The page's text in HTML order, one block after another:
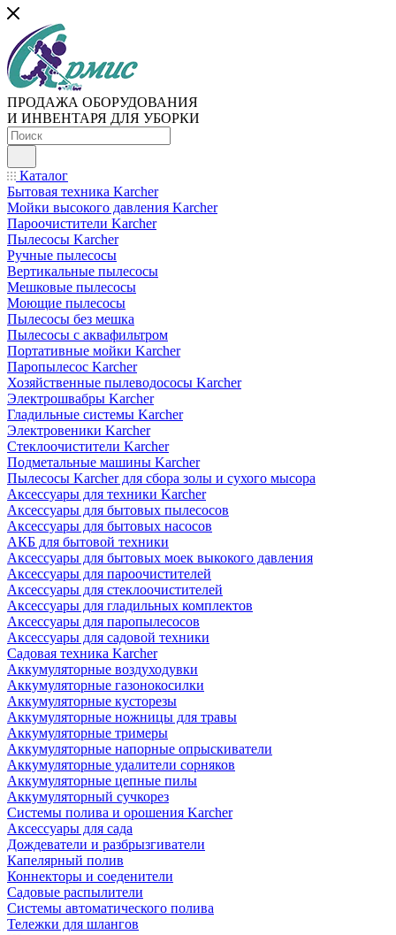
ПРОДАЖА ОБОРУДОВАНИЯ
И ИНВЕНТАРЯ ДЛЯ УБОРКИ
Каталог
Бытовая техника Karcher
Мойки высокого давления Karcher
Пароочистители Karcher
Пылесосы Karcher
Ручные пылесосы
Вертикальные пылесосы
Мешковые пылесосы
Моющие пылесосы
Пылесосы без мешка
Пылесосы с аквафильтром
Портативные мойки Karcher
Паропылесос Karcher
Хозяйственные пылеводососы Karcher
Электрошвабры Karcher
Гладильные системы Karcher
Электровеники Karcher
Стеклоочистители Karcher
Подметальные машины Karcher
Пылесосы Karcher для сбора золы и сухого мысора
Аксессуары для техники Karcher
Аксессуары для бытовых пылесосов
Аксессуары для бытовых насосов
АКБ для бытовой техники
Аксессуары для бытовых моек выкокого давления
Аксессуары для пароочистителей
Аксессуары для стеклоочистителей
Аксессуары для гладильных комплектов
Аксессуары для паропылесосов
Аксессуары для садовой техники
Садовая техника Karcher
Аккумуляторные воздуходувки
Аккумуляторные газонокосилки
Аккумуляторные кусторезы
Аккумуляторные ножницы для травы
Аккумуляторные тримеры
Аккумуляторные напорные опрыскиватели
Аккумуляторные удалители сорняков
Аккумуляторные цепные пилы
Аккумуляторный сучкорез
Системы полива и орошения Karcher
Аксессуары для сада
Дождеватели и разбрызгиватели
Капелярный полив
Коннекторы и соеденители
Садовые распылители
Системы автоматического полива
Тележки для шлангов